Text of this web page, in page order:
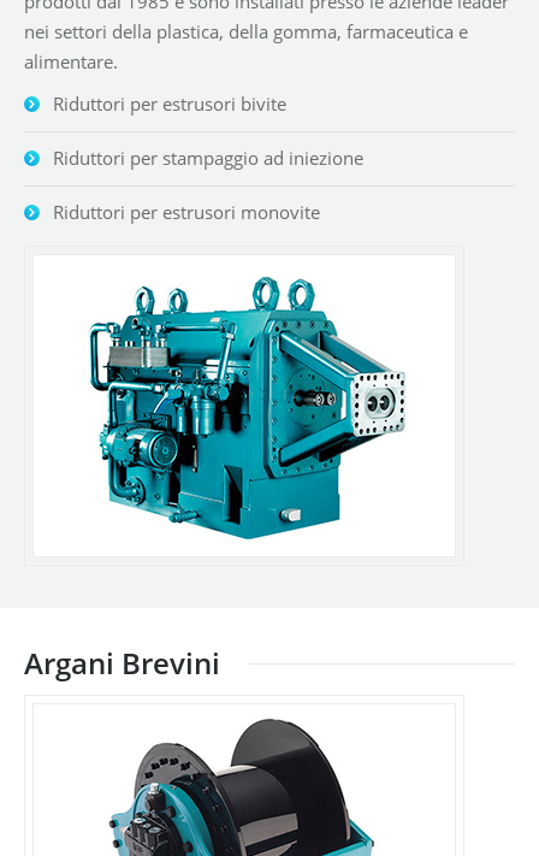
nei settori della plastica, della gomma, farmaceutica e
alimentare.
Riduttori per estrusori bivite
Riduttori per stampaggio ad iniezione
Riduttori per estrusori monovite
Argani Brevini